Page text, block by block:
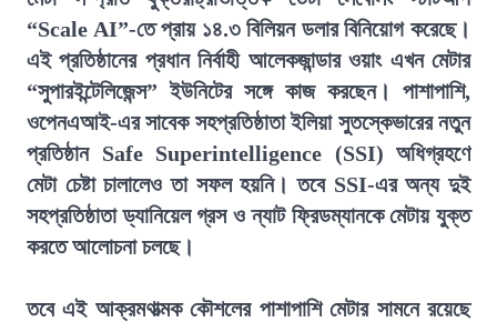
“Scale AI”-তে প্রায় ১৪.৩ বিলিয়ন ডলার বিনিয়োগ করেছে।
এই প্রতিষ্ঠানের প্রধান নির্বাহী আলেকজান্ডার ওয়াং এখন মেটার
“সুপারইন্টেলিজেন্স” ইউনিটের সঙ্গে কাজ করছেন। পাশাপাশি,
ওপেনএআই-এর সাবেক সহপ্রতিষ্ঠাতা ইলিয়া সুতস্কেভারের নতুন
প্রতিষ্ঠান Safe Superintelligence (SSI) অধিগ্রহণে
মেটা চেষ্টা চালালেও তা সফল হয়নি। তবে SSI-এর অন্য দুই
সহপ্রতিষ্ঠাতা ড্যানিয়েল গ্রস ও ন্যাট ফ্রিডম্যানকে মেটায় যুক্ত
করতে আলোচনা চলছে।
তবে এই আক্রমণাত্মক কৌশলের পাশাপাশি মেটার সামনে রয়েছে